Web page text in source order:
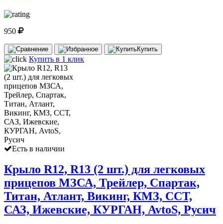
950
Купить
Купить в 1 клик
Есть в наличии
Крыло R12, R13 (2 шт.) для легковых
прицепов МЗСА, Трейлер, Спартак,
Титан, Атлант, Викинг, КМЗ, ССТ,
САЗ, Ижевские, КУРГАН, AvtoS, Русич